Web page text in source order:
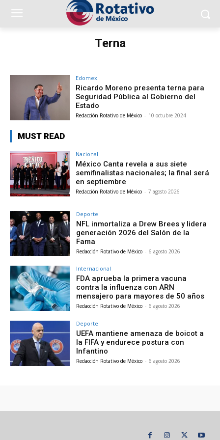
Terna
Edomex
Ricardo Moreno presenta terna para
Seguridad Pública al Gobierno del
Estado
Redacción Rotativo de México - 10 octubre 2024
MUST READ
Nacional
México Canta revela a sus siete
semifinalistas nacionales; la final será
en septiembre
Redacción Rotativo de México - 7 agosto 2026
Deporte
NFL inmortaliza a Drew Brees y lidera
generación 2026 del Salón de la
Fama
Redacción Rotativo de México - 6 agosto 2026
Internacional
FDA aprueba la primera vacuna
contra la influenza con ARN
mensajero para mayores de 50 años
Redacción Rotativo de México - 6 agosto 2026
Deporte
UEFA mantiene amenaza de boicot a
la FIFA y endurece postura con
Infantino
Redacción Rotativo de México - 6 agosto 2026